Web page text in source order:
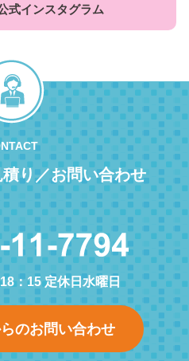
式インスタグラム
り／お問い合わせ
：15 定休日水曜日
のお問い合わせ